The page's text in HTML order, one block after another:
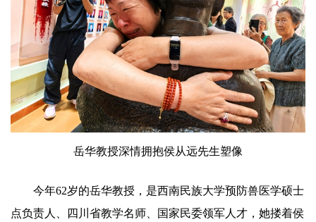
岳华教授深情拥抱侯从远先生塑像
今年62岁的岳华教授，是西南民族大学预防兽医学硕士
点负责人、四川省教学名师、国家民委领军人才，她搂着侯